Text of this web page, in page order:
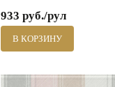
933 руб./рул
В КОРЗИНУ